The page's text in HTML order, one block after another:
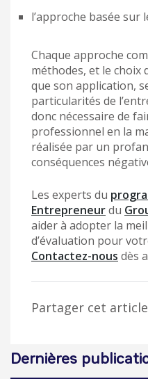
l’approche basée sur
Chaque approche
méthodes, et le choix
que son application,
particularités de
donc nécessaire de
professionnel en la
réalisée par un
conséquences
Les experts du
Entrepreneurdu
aider à adopter la
d’évaluation pour
Contactez-nous dès
Partager cet
Dernières